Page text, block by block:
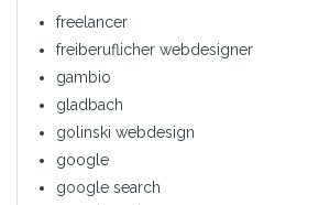
freelancer
freiberuflicher webdesigner
gambio
gladbach
golinski webdesign
google
google search